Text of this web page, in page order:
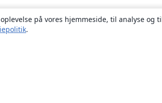
på vores hjemmeside, til analyse
.